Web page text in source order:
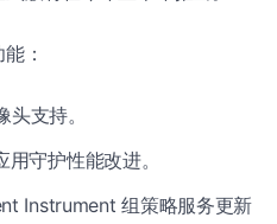
：
支持。
守护性能改进。
Instrument 组策略服务更新